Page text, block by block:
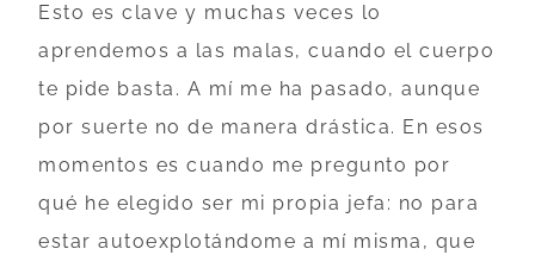
Esto es clave y muchas veces lo
aprendemos a las malas, cuando el cuerpo
te pide basta. A mí me ha pasado, aunque
por suerte no de manera drástica. En esos
momentos es cuando me pregunto por
qué he elegido ser mi propia jefa: no para
estar autoexplotándome a mí misma, que